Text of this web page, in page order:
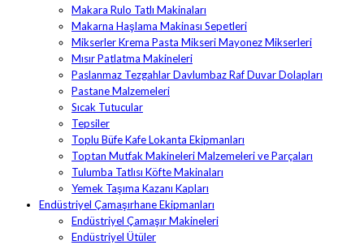
Makara Rulo Tatlı Makinaları
Makarna Haşlama Makinası Sepetleri
Mikserler Krema Pasta Mikseri Mayonez Mikserleri
Mısır Patlatma Makineleri
Paslanmaz Tezgahlar Davlumbaz Raf Duvar Dolapları
Pastane Malzemeleri
Sıcak Tutucular
Tepsiler
Toplu Büfe Kafe Lokanta Ekipmanları
Toptan Mutfak Makineleri Malzemeleri ve Parçaları
Tulumba Tatlısı Köfte Makinaları
Yemek Taşıma Kazanı Kapları
Endüstriyel Çamaşırhane Ekipmanları
Endüstriyel Çamaşır Makineleri
Endüstriyel Ütüler